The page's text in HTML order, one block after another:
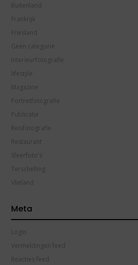
Buitenland
Frankrijk
Friesland
Geen categorie
Interieurfotografie
lifestyle
Magazine
Portretfotografie
Publicatie
Reisfotografie
Restaurant
Sfeerfoto's
Terschelling
Vlieland
Meta
Login
Vermeldingen feed
Reacties feed